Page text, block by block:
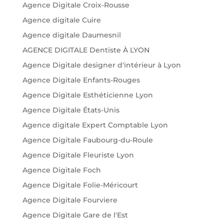
Agence Digitale Croix-Rousse
Agence digitale Cuire
Agence digitale Daumesnil
AGENCE DIGITALE Dentiste À LYON
Agence Digitale designer d'intérieur à Lyon
Agence Digitale Enfants-Rouges
Agence Digitale Esthéticienne Lyon
Agence Digitale États-Unis
Agence digitale Expert Comptable Lyon
Agence Digitale Faubourg-du-Roule
Agence Digitale Fleuriste Lyon
Agence Digitale Foch
Agence Digitale Folie-Méricourt
Agence Digitale Fourviere
Agence Digitale Gare de l'Est